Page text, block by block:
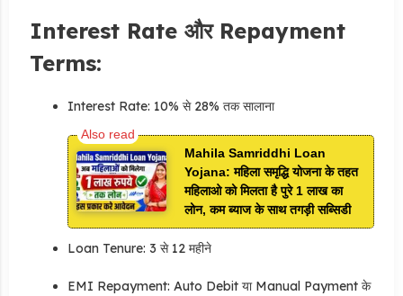
Interest Rate और Repayment
Terms:
Interest Rate: 10% से 28% तक सालाना
Mahila Samriddhi Loan
Yojana: महिला समृद्धि योजना के तहत
महिलाओ को मिलता है पुरे 1 लाख का
लोन, कम ब्याज के साथ तगड़ी सब्सिडी
Loan Tenure: 3 से 12 महीने
EMI Repayment: Auto Debit या Manual Payment के